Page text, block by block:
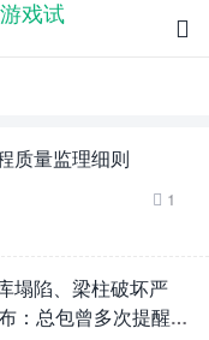
戏试

质量监理细则
 1
塌陷、梁柱破坏严
：总包曾多次提醒仍